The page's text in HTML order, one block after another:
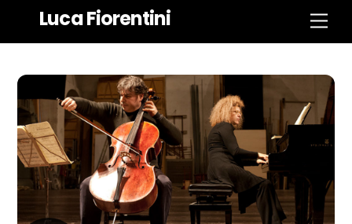
Luca Fiorentini